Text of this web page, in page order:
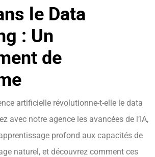
le Data
: Un
de
artificielle révolutionne-t-elle le data
avec notre agence les avancées de l’IA,
profond aux capacités de
naturel, et découvrez comment ces